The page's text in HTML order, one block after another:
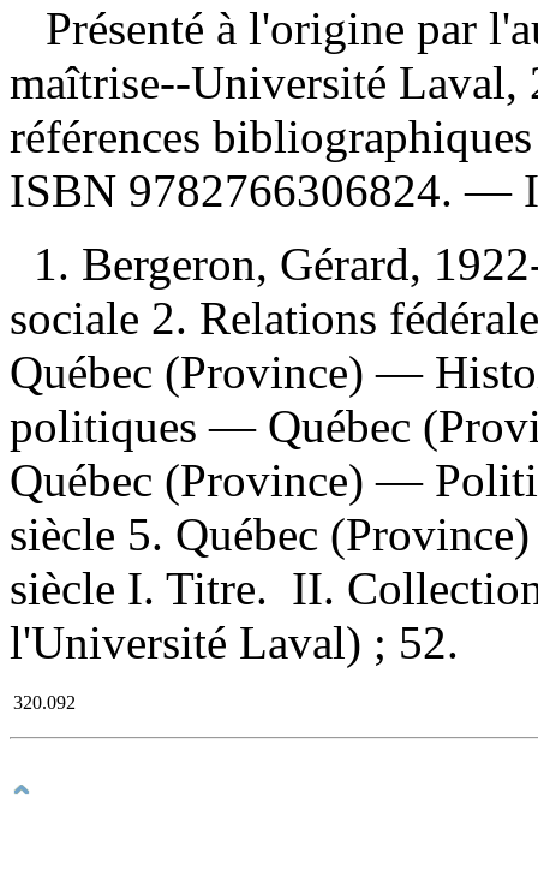
Présenté à l'origine par
maîtrise--Université
références
ISBN 9782766306824. —
1. Bergeron, Gérard,
sociale 2. Relations
Québec (Province) —
politiques — Québec
Québec (Province) —
siècle 5. Québec
siècle I. Titre. II.
l'Université Laval) ; 52.
320.092